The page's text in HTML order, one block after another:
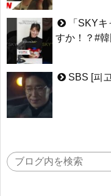
「SKY
すか！？#
SBS [피